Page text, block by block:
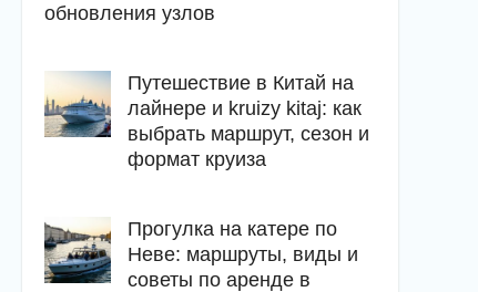
обновления узлов
Путешествие в Китай на
лайнере и kruizy kitaj: как
выбрать маршрут, сезон и
формат круиза
Прогулка на катере по
Неве: маршруты, виды и
советы по аренде в